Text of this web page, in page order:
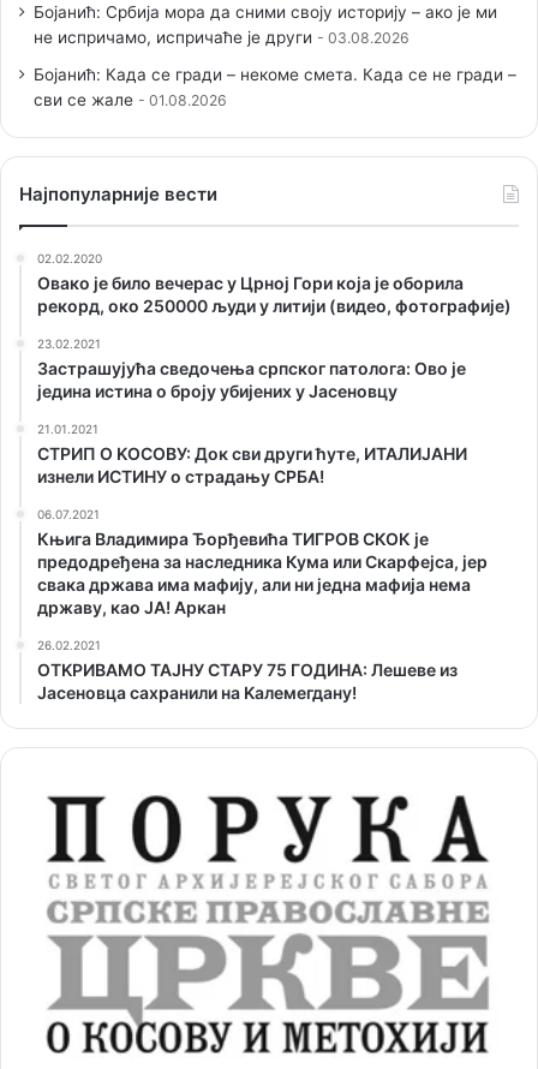
Бојанић: Србија мора да сними своју историју – ако је ми
не испричамо, испричаће је други
03.08.2026
Бојанић: Када се гради – некоме смета. Када се не гради –
сви се жале
01.08.2026
Наjпопуларније вести
02.02.2020
Овако је било вечерас у Црној Гори која је оборила
рекорд, око 250000 људи у литији (видео, фотографије)
23.02.2021
Застрашујућа сведочења српског патолога: Ово је
једина истина о броју убијених у Јасеновцу
21.01.2021
СТРИП О KОСОВУ: Док сви други ћуте, ИТАЛИЈАНИ
изнели ИСТИНУ о страдању СРБА!
06.07.2021
Књига Владимира Ђорђевића ТИГРОВ СКОК је
предодређена за наследника Кума или Скарфејса, јер
свака држава има мафију, али ни једна мафија нема
државу, као ЈА! Аркан
26.02.2021
ОТKРИВАМО ТАЈНУ СТАРУ 75 ГОДИНА: Лешеве из
Јасеновца сахранили на Kалемегдану!